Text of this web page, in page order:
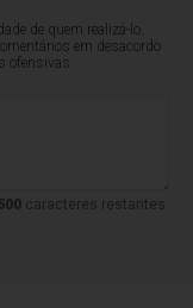
de quem realizá-lo.
em desacordo
ofensivas.
500caracteres restantes.